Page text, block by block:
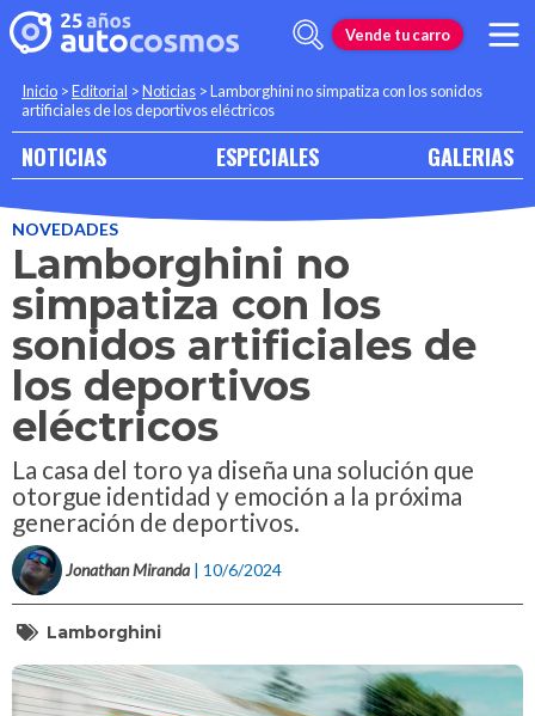
Vende tu carro
Inicio >Editorial >Noticias >Lamborghini no simpatiza con los sonidos
artificiales de los deportivos eléctricos
NOTICIAS ESPECIALES GALERIAS
NOVEDADES
Lamborghini no
simpatiza con los
sonidos artificiales de
los deportivos
eléctricos
La casa del toro ya diseña una solución que
otorgue identidad y emoción a la próxima
generación de deportivos.
Jonathan Miranda | 10/6/2024
Lamborghini